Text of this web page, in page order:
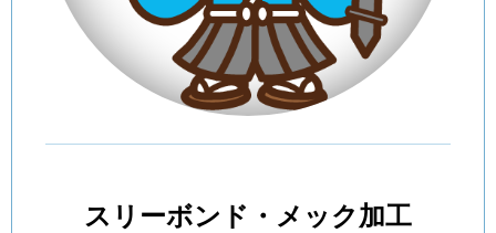
スリーボンド・メック加工